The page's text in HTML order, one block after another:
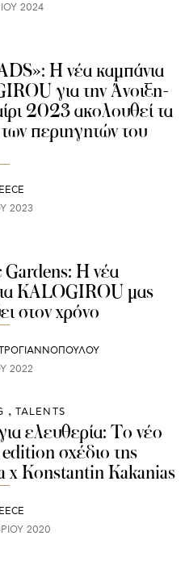
2024
Η νέα καμπάνια
για την Άνοιξη-
2023 ακολουθεί τα
περιηγητών του
2023
Η νέα
KALOGIROU μας
στον χρόνο
2022
TALENTS
ελευθερία: To νέο
σχέδιο της
x Konstantin Kakanias
2020